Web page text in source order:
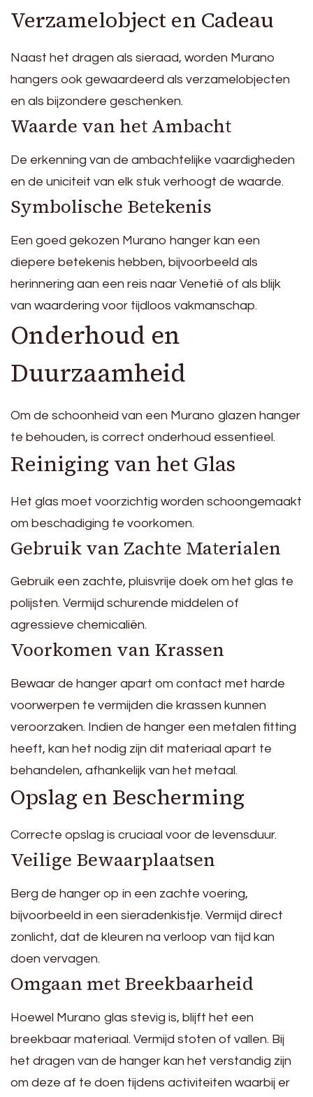
Verzamelobject en Cadeau
Naast het dragen als sieraad, worden Murano
hangers ook gewaardeerd als verzamelobjecten
en als bijzondere geschenken.
Waarde van het Ambacht
De erkenning van de ambachtelijke vaardigheden
en de uniciteit van elk stuk verhoogt de waarde.
Symbolische Betekenis
Een goed gekozen Murano hanger kan een
diepere betekenis hebben, bijvoorbeeld als
herinnering aan een reis naar Venetië of als blijk
van waardering voor tijdloos vakmanschap.
Onderhoud en
Duurzaamheid
Om de schoonheid van een Murano glazen hanger
te behouden, is correct onderhoud essentieel.
Reiniging van het Glas
Het glas moet voorzichtig worden schoongemaakt
om beschadiging te voorkomen.
Gebruik van Zachte Materialen
Gebruik een zachte, pluisvrije doek om het glas te
polijsten. Vermijd schurende middelen of
agressieve chemicaliën.
Voorkomen van Krassen
Bewaar de hanger apart om contact met harde
voorwerpen te vermijden die krassen kunnen
veroorzaken. Indien de hanger een metalen fitting
heeft, kan het nodig zijn dit materiaal apart te
behandelen, afhankelijk van het metaal.
Opslag en Bescherming
Correcte opslag is cruciaal voor de levensduur.
Veilige Bewaarplaatsen
Berg de hanger op in een zachte voering,
bijvoorbeeld in een sieradenkistje. Vermijd direct
zonlicht, dat de kleuren na verloop van tijd kan
doen vervagen.
Omgaan met Breekbaarheid
Hoewel Murano glas stevig is, blijft het een
breekbaar materiaal. Vermijd stoten of vallen. Bij
het dragen van de hanger kan het verstandig zijn
om deze af te doen tijdens activiteiten waarbij er